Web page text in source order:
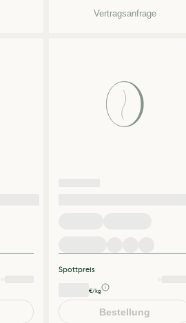
Vertragsanfrage
Spottpreis
€/kg
Bestellung